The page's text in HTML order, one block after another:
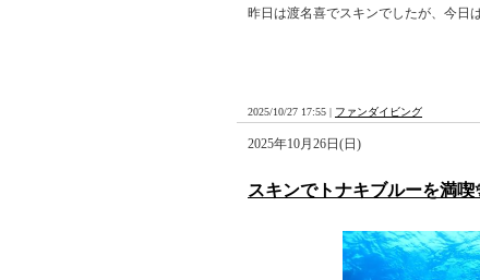
昨日は渡名喜でスキンでしたが、今日
2025/10/27 17:55 | ファンダイビング
2025年10月26日(日)
スキンでトナキブルーを満喫